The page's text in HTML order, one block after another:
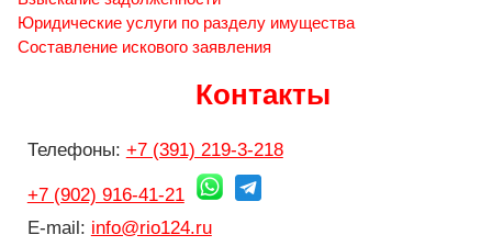
Юридические услуги по разделу имущества
Составление искового заявления
Контакты
Телефоны: +7 (391) 219-3-218
+7 (902) 916-41-21
E-mail: info@rio124.ru